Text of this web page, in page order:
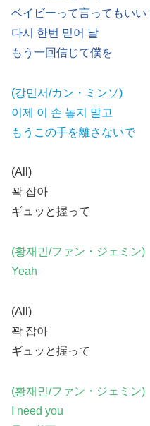
ベイビーって言ってもいい
다시 한번 믿어 날
もう一回信じて僕を
(강민서/カン・ミンソ)
이제 이 손 놓지 말고
もうこの手を離さないで
(All)
꽉 잡아
ギュッと握って
(황재민/ファン・ジェミン)
Yeah
(All)
꽉 잡아
ギュッと握って
(황재민/ファン・ジェミン)
I need you